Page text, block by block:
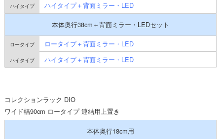
ハイタイプ＋背面ミラー・LED
本体奥行38cm＋背面ミラー・LEDセット
ロータイプ＋背面ミラー・LED
ハイタイプ＋背面ミラー・LED
コレクションラック DIO
ワイド幅90cm ロータイプ 連結用上置き
本体奥行18cm用